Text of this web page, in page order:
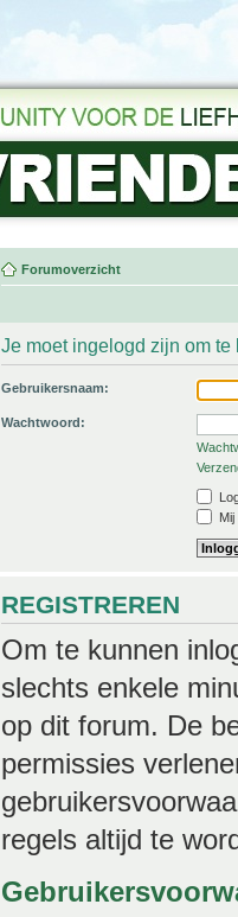
Forumoverzicht
Je moet ingelogd zijn om
Gebruikersnaam:
Wachtwoord:
REGISTREREN
Om te kunnen
slechts enkele
op dit forum. De
permissies
regels altijd te